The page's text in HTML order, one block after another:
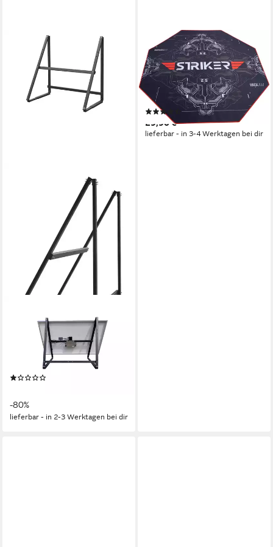
Solarmodul-Halterung
Montage-Kit multifunktional,
(bis 52 Zoll, Stahlprofile, U-
Bügel, Schrauben)
-80%
lieferbar - in 2-3 Werktagen bei dir
HYRICAN
Bodenschutzmatte Hyrican
Striker Gaming
Stuhlunterlage/
1100x1100x2mm, 8- eckige
Form
(31)
29,90 €
lieferbar - in 3-4 Werktagen bei dir